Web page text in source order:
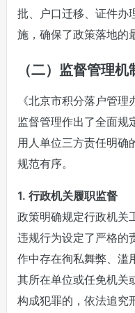
批、户口迁移、证件办
施，确保了政策落地的
（二）监督管理机
《北京市积分落户管
监督管理作出了全面规
用人单位三方责任明确
规范有序。
1. 行政机关履职监督
政策明确规定行政机关
违规行为设定了严格的
作中存在徇私舞弊、滥
其所在单位或任免机关
构成犯罪的，依法追究